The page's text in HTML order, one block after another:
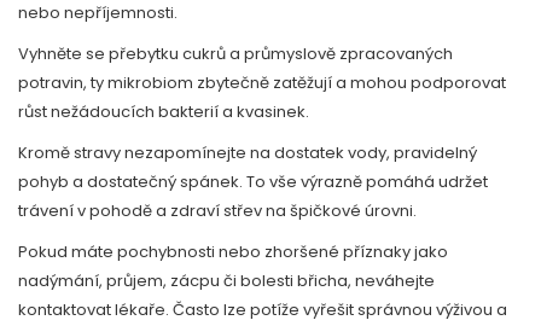
nebo nepříjemnosti.
Vyhněte se přebytku cukrů a průmyslově zpracovaných
potravin, ty mikrobiom zbytečně zatěžují a mohou podporovat
růst nežádoucích bakterií a kvasinek.
Kromě stravy nezapomínejte na dostatek vody, pravidelný
pohyb a dostatečný spánek. To vše výrazně pomáhá udržet
trávení v pohodě a zdraví střev na špičkové úrovni.
Pokud máte pochybnosti nebo zhoršené příznaky jako
nadýmání, průjem, zácpu či bolesti břicha, neváhejte
kontaktovat lékaře. Často lze potíže vyřešit správnou výživou a